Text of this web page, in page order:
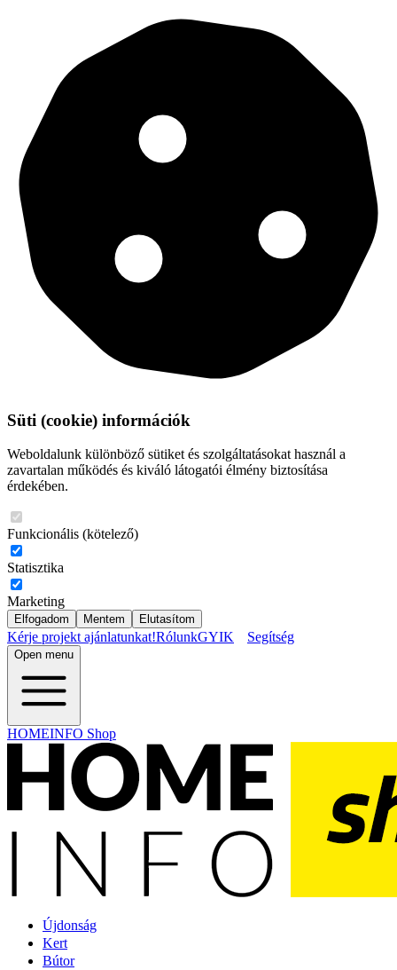
Süti (cookie) információk
Weboldalunk különböző sütiket és szolgáltatásokat használ a
zavartalan működés és kiváló látogatói élmény biztosítása
érdekében.
Funkcionális (kötelező)
Statisztika
Marketing
Elfogadom Mentem Elutasítom
Kérje projekt ajánlatunkat!RólunkGYIK Segítség
Open menu
HOMEINFO Shop
Újdonság
Kert
Bútor